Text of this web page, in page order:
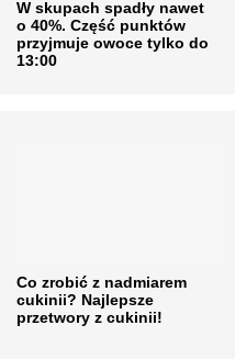
W skupach spadły nawet
o 40%. Część punktów
przyjmuje owoce tylko do
13:00
Co zrobić z nadmiarem
cukinii? Najlepsze
przetwory z cukinii!